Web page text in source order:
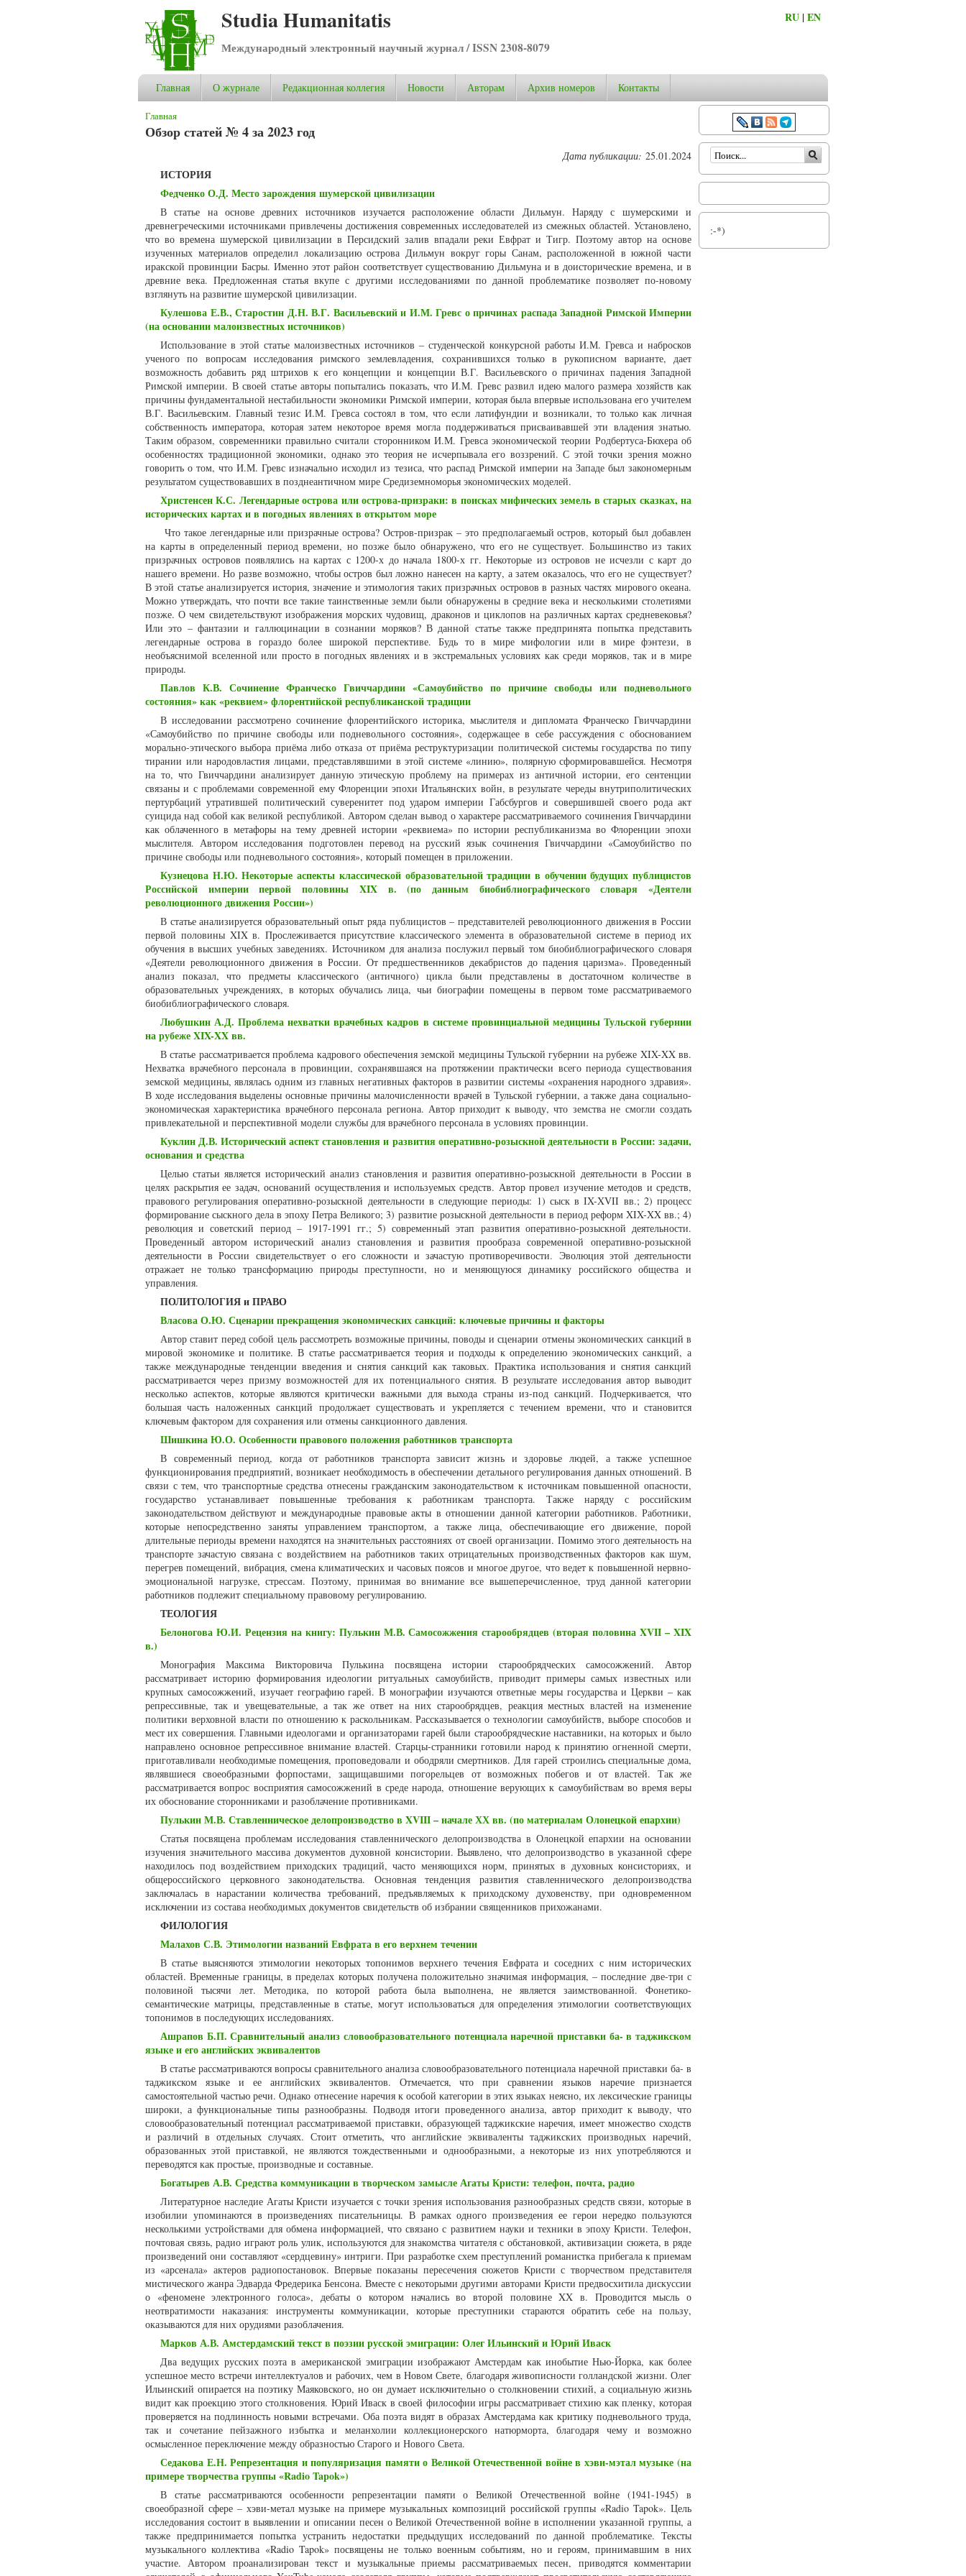
Studia Humanitatis
Международный электронный научный журнал / ISSN 2308-8079
RU |EN
Главная О журнале Редакционная коллегия Новости Авторам Архив номеров Контакты
Вы здесь
Главная
Обзор статей № 4 за 2023 год
Дата публикации: 25.01.2024
ИСТОРИЯ
Федченко О.Д. Место зарождения шумерской цивилизации
В статье на основе древних источников изучается расположение области Дильмун. Наряду с шумерскими и
древнегреческими источниками привлечены достижения современных исследователей из смежных областей. Установлено,
что во времена шумерской цивилизации в Персидский залив впадали реки Евфрат и Тигр. Поэтому автор на основе
изученных материалов определил локализацию острова Дильмун вокруг горы Санам, расположенной в южной части
иракской провинции Басры. Именно этот район соответствует существованию Дильмуна и в доисторические времена, и в
древние века. Предложенная статья вкупе с другими исследованиями по данной проблематике позволяет по-новому
взглянуть на развитие шумерской цивилизации.
Кулешова Е.В., Старостин Д.Н. В.Г. Васильевский и И.М. Гревс о причинах распада Западной Римской Империи
(на основании малоизвестных источников)
Использование в этой статье малоизвестных источников – студенческой конкурсной работы И.М. Гревса и набросков
ученого по вопросам исследования римского землевладения, сохранившихся только в рукописном варианте, дает
возможность добавить ряд штрихов к его концепции и концепции В.Г. Васильевского о причинах падения Западной
Римской империи. В своей статье авторы попытались показать, что И.М. Гревс развил идею малого размера хозяйств как
причины фундаментальной нестабильности экономики Римской империи, которая была впервые использована его учителем
В.Г. Васильевским. Главный тезис И.М. Гревса состоял в том, что если латифундии и возникали, то только как личная
собственность императора, которая затем некоторое время могла поддерживаться присваивавшей эти владения знатью.
Таким образом, современники правильно считали сторонником И.М. Гревса экономической теории Родбертуса-Бюхера об
особенностях традиционной экономики, однако это теория не исчерпывала его воззрений. С этой точки зрения можно
говорить о том, что И.М. Гревс изначально исходил из тезиса, что распад Римской империи на Западе был закономерным
результатом существовавших в позднеантичном мире Средиземноморья экономических моделей.
Христенсен К.С. Легендарные острова или острова-призраки: в поисках мифических земель в старых сказках, на
исторических картах и в погодных явлениях в открытом море
Что такое легендарные или призрачные острова? Остров-призрак – это предполагаемый остров, который был добавлен
на карты в определенный период времени, но позже было обнаружено, что его не существует. Большинство из таких
призрачных островов появлялись на картах с 1200-х до начала 1800-х гг. Некоторые из островов не исчезли с карт до
нашего времени. Но разве возможно, чтобы остров был ложно нанесен на карту, а затем оказалось, что его не существует?
В этой статье анализируется история, значение и этимология таких призрачных островов в разных частях мирового океана.
Можно утверждать, что почти все такие таинственные земли были обнаружены в средние века и несколькими столетиями
позже. О чем свидетельствуют изображения морских чудовищ, драконов и циклопов на различных картах средневековья?
Или это – фантазии и галлюцинации в сознании моряков? В данной статье также предпринята попытка представить
легендарные острова в гораздо более широкой перспективе. Будь то в мире мифологии или в мире фэнтези, в
необъяснимой вселенной или просто в погодных явлениях и в экстремальных условиях как среди моряков, так и в мире
природы.
Павлов К.В. Сочинение Франческо Гвиччардини «Самоубийство по причине свободы или подневольного
состояния» как «реквием» флорентийской республиканской традиции
В исследовании рассмотрено сочинение флорентийского историка, мыслителя и дипломата Франческо Гвиччардини
«Самоубийство по причине свободы или подневольного состояния», содержащее в себе рассуждения с обоснованием
морально-этического выбора приёма либо отказа от приёма реструктуризации политической системы государства по типу
тирании или народовластия лицами, представлявшими в этой системе «линию», полярную сформировавшейся. Несмотря
на то, что Гвиччардини анализирует данную этическую проблему на примерах из античной истории, его сентенции
связаны и с проблемами современной ему Флоренции эпохи Итальянских войн, в результате череды внутриполитических
пертурбаций утратившей политический суверенитет под ударом империи Габсбургов и совершившей своего рода акт
суицида над собой как великой республикой. Автором сделан вывод о характере рассматриваемого сочинения Гвиччардини
как облаченного в метафоры на тему древней истории «реквиема» по истории республиканизма во Флоренции эпохи
мыслителя. Автором исследования подготовлен перевод на русский язык сочинения Гвиччардини «Самоубийство по
причине свободы или подневольного состояния», который помещен в приложении.
Кузнецова Н.Ю. Некоторые аспекты классической образовательной традиции в обучении будущих публицистов
Российской империи первой половины XIX в. (по данным биобиблиографического словаря «Деятели
революционного движения России»)
В статье анализируется образовательный опыт ряда публицистов – представителей революционного движения в России
первой половины XIX в. Прослеживается присутствие классического элемента в образовательной системе в период их
обучения в высших учебных заведениях. Источником для анализа послужил первый том биобиблиографического словаря
«Деятели революционного движения в России. От предшественников декабристов до падения царизма». Проведенный
анализ показал, что предметы классического (античного) цикла были представлены в достаточном количестве в
образовательных учреждениях, в которых обучались лица, чьи биографии помещены в первом томе рассматриваемого
биобиблиографического словаря.
Любушкин А.Д. Проблема нехватки врачебных кадров в системе провинциальной медицины Тульской губернии
на рубеже XIX-XX вв.
В статье рассматривается проблема кадрового обеспечения земской медицины Тульской губернии на рубеже XIX-XX вв.
Нехватка врачебного персонала в провинции, сохранявшаяся на протяжении практически всего периода существования
земской медицины, являлась одним из главных негативных факторов в развитии системы «охранения народного здравия».
В ходе исследования выделены основные причины малочисленности врачей в Тульской губернии, а также дана социально-
экономическая характеристика врачебного персонала региона. Автор приходит к выводу, что земства не смогли создать
привлекательной и перспективной модели службы для врачебного персонала в условиях провинции.
Куклин Д.В. Исторический аспект становления и развития оперативно-розыскной деятельности в России: задачи,
основания и средства
Целью статьи является исторический анализ становления и развития оперативно-розыскной деятельности в России в
целях раскрытия ее задач, оснований осуществления и используемых средств. Автор провел изучение методов и средств,
правового регулирования оперативно-розыскной деятельности в следующие периоды: 1) сыск в IX-XVII вв.; 2) процесс
формирование сыскного дела в эпоху Петра Великого; 3) развитие розыскной деятельности в период реформ XIX-XX вв.; 4)
революция и советский период – 1917-1991 гг.; 5) современный этап развития оперативно-розыскной деятельности.
Проведенный автором исторический анализ становления и развития прообраза современной оперативно-розыскной
деятельности в России свидетельствует о его сложности и зачастую противоречивости. Эволюция этой деятельности
отражает не только трансформацию природы преступности, но и меняющуюся динамику российского общества и
управления.
ПОЛИТОЛОГИЯ и ПРАВО
Власова О.Ю. Сценарии прекращения экономических санкций: ключевые причины и факторы
Автор ставит перед собой цель рассмотреть возможные причины, поводы и сценарии отмены экономических санкций в
мировой экономике и политике. В статье рассматривается теория и подходы к определению экономических санкций, а
также международные тенденции введения и снятия санкций как таковых. Практика использования и снятия санкций
рассматривается через призму возможностей для их потенциального снятия. В результате исследования автор выводит
несколько аспектов, которые являются критически важными для выхода страны из-под санкций. Подчеркивается, что
большая часть наложенных санкций продолжает существовать и укрепляется с течением времени, что и становится
ключевым фактором для сохранения или отмены санкционного давления.
Шишкина Ю.О. Особенности правового положения работников транспорта
В современный период, когда от работников транспорта зависит жизнь и здоровье людей, а также успешное
функционирования предприятий, возникает необходимость в обеспечении детального регулирования данных отношений. В
связи с тем, что транспортные средства отнесены гражданским законодательством к источникам повышенной опасности,
государство устанавливает повышенные требования к работникам транспорта. Также наряду с российским
законодательством действуют и международные правовые акты в отношении данной категории работников. Работники,
которые непосредственно заняты управлением транспортом, а также лица, обеспечивающие его движение, порой
длительные периоды времени находятся на значительных расстояниях от своей организации. Помимо этого деятельность на
транспорте зачастую связана с воздействием на работников таких отрицательных производственных факторов как шум,
перегрев помещений, вибрация, смена климатических и часовых поясов и многое другое, что ведет к повышенной нервно-
эмоциональной нагрузке, стрессам. Поэтому, принимая во внимание все вышеперечисленное, труд данной категории
работников подлежит специальному правовому регулированию.
ТЕОЛОГИЯ
Белоногова Ю.И. Рецензия на книгу: Пулькин М.В. Самосожжения старообрядцев (вторая половина XVII – XIX
в.)
Монография Максима Викторовича Пулькина посвящена истории старообрядческих самосожжений. Автор
рассматривает историю формирования идеологии ритуальных самоубийств, приводит примеры самых известных или
крупных самосожжений, изучает географию гарей. В монографии изучаются ответные меры государства и Церкви – как
репрессивные, так и увещевательные, а так же ответ на них старообрядцев, реакция местных властей на изменение
политики верховной власти по отношению к раскольникам. Рассказывается о технологии самоубийств, выборе способов и
мест их совершения. Главными идеологами и организаторами гарей были старообрядческие наставники, на которых и было
направлено основное репрессивное внимание властей. Старцы-странники готовили народ к принятию огненной смерти,
приготавливали необходимые помещения, проповедовали и ободряли смертников. Для гарей строились специальные дома,
являвшиеся своеобразными форпостами, защищавшими погорельцев от возможных побегов и от властей. Так же
рассматривается вопрос восприятия самосожжений в среде народа, отношение верующих к самоубийствам во время веры
их обоснование сторонниками и разоблачение противниками.
Пулькин М.В. Ставленническое делопроизводство в XVIII – начале ХХ вв. (по материалам Олонецкой епархии)
Статья посвящена проблемам исследования ставленнического делопроизводства в Олонецкой епархии на основании
изучения значительного массива документов духовной консистории. Выявлено, что делопроизводство в указанной сфере
находилось под воздействием приходских традиций, часто меняющихся норм, принятых в духовных консисториях, и
общероссийского церковного законодательства. Основная тенденция развития ставленнического делопроизводства
заключалась в нарастании количества требований, предъявляемых к приходскому духовенству, при одновременном
исключении из состава необходимых документов свидетельств об избрании священников прихожанами.
ФИЛОЛОГИЯ
Малахов С.В. Этимологии названий Евфрата в его верхнем течении
В статье выясняются этимологии некоторых топонимов верхнего течения Евфрата и соседних с ним исторических
областей. Временные границы, в пределах которых получена положительно значимая информация, – последние две-три с
половиной тысячи лет. Методика, по которой работа была выполнена, не является заимствованной. Фонетико-
семантические матрицы, представленные в статье, могут использоваться для определения этимологии соответствующих
топонимов в последующих исследованиях.
Ашрапов Б.П. Сравнительный анализ словообразовательного потенциала наречной приставки ба- в таджикском
языке и его английских эквивалентов
В статье рассматриваются вопросы сравнительного анализа словообразовательного потенциала наречной приставки ба- в
таджикском языке и ее английских эквивалентов. Отмечается, что при сравнении языков наречие признается
самостоятельной частью речи. Однако отнесение наречия к особой категории в этих языках неясно, их лексические границы
широки, а функциональные типы разнообразны. Подводя итоги проведенного анализа, автор приходит к выводу, что
словообразовательный потенциал рассматриваемой приставки, образующей таджикские наречия, имеет множество сходств
и различий в отдельных случаях. Стоит отметить, что английские эквиваленты таджикских производных наречий,
образованных этой приставкой, не являются тождественными и однообразными, а некоторые из них употребляются и
переводятся как простые, производные и составные.
Богатырев А.В. Средства коммуникации в творческом замысле Агаты Кристи: телефон, почта, радио
Литературное наследие Агаты Кристи изучается с точки зрения использования разнообразных средств связи, которые в
изобилии упоминаются в произведениях писательницы. В рамках одного произведения ее герои нередко пользуются
несколькими устройствами для обмена информацией, что связано с развитием науки и техники в эпоху Кристи. Телефон,
почтовая связь, радио играют роль улик, используются для знакомства читателя с обстановкой, активизации сюжета, в ряде
произведений они составляют «сердцевину» интриги. При разработке схем преступлений романистка прибегала к приемам
из «арсенала» актеров радиопостановок. Впервые показаны пересечения сюжетов Кристи с творчеством представителя
мистического жанра Эдварда Фредерика Бенсона. Вместе с некоторыми другими авторами Кристи предвосхитила дискуссии
о «феномене электронного голоса», дебаты о котором начались во второй половине XX в. Проводится мысль о
неотвратимости наказания: инструменты коммуникации, которые преступники стараются обратить себе на пользу,
оказываются для них орудиями разоблачения.
Марков А.В. Амстердамский текст в поэзии русской эмиграции: Олег Ильинский и Юрий Иваск
Два ведущих русских поэта в американской эмиграции изображают Амстердам как инобытие Нью-Йорка, как более
успешное место встречи интеллектуалов и рабочих, чем в Новом Свете, благодаря живописности голландской жизни. Олег
Ильинский опирается на поэтику Маяковского, но он думает исключительно о столкновении стихий, а социальную жизнь
видит как проекцию этого столкновения. Юрий Иваск в своей философии игры рассматривает стихию как пленку, которая
проверяется на подлинность новыми встречами. Оба поэта видят в образах Амстердама как критику подневольного труда,
так и сочетание пейзажного избытка и меланхолии коллекционерского натюрморта, благодаря чему и возможно
осмысленное переключение между образностью Старого и Нового Света.
Седакова Е.Н. Репрезентация и популяризация памяти о Великой Отечественной войне в хэви-мэтал музыке (на
примере творчества группы «Radio Tapok»)
В статье рассматриваются особенности репрезентации памяти о Великой Отечественной войне (1941-1945) в
своеобразной сфере – хэви-метал музыке на примере музыкальных композиций российской группы «Radio Tapok». Цель
исследования состоит в выявлении и описании песен о Великой Отечественной войне в исполнении указанной группы, а
также предпринимается попытка устранить недостатки предыдущих исследований по данной проблематике. Тексты
музыкального коллектива «Radio Tapok» посвящены не только военным событиям, но и героям, принимавшим в них
участие. Автором проанализирован текст и музыкальные приемы рассматриваемых песен, приводятся комментарии
Форма поиска
:-*)